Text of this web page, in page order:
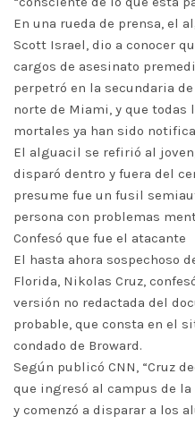
En una rueda de prensa, el
Scott Israel, dio a conocer
cargos de asesinato
perpetró en la secundaria
norte de Miami, y que
mortales ya han sido
El alguacil se refirió al
disparó dentro y fuera del
presume fue un fusil
persona con problemas
Confesó que fue el atacante
El hasta ahora sospechoso
Florida, Nikolas Cruz,
versión no redactada del
probable, que consta en el
condado de Broward.
Según publicó CNN, “Cruz
que ingresó al campus de la
y comenzó a disparar a los